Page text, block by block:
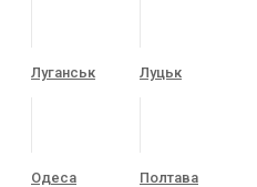
Луганськ Луцьк
Одеса Полтава